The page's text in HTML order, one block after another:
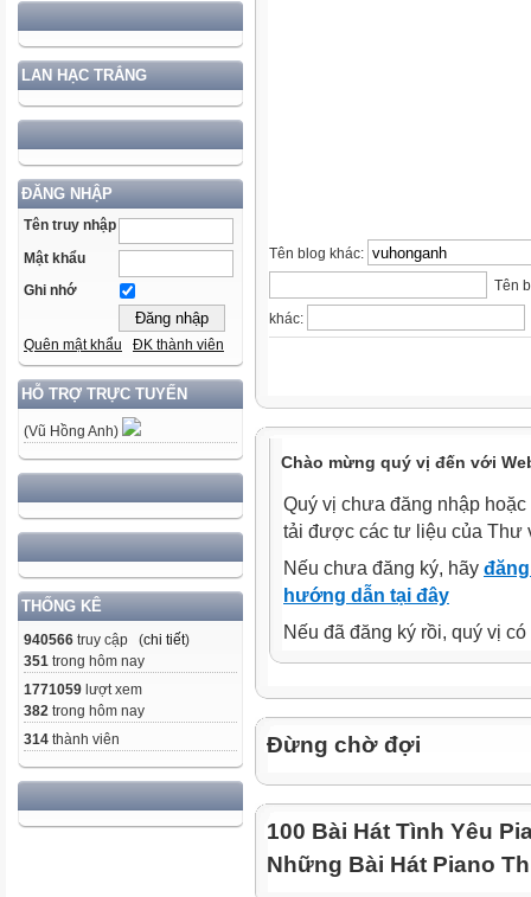
LAN HẠC TRẮNG
ĐĂNG NHẬP
Tên truy nhập
Mật khẩu
Ghi nhớ
Quên mật khẩu ĐK thành viên
HỖ TRỢ TRỰC TUYẾN
(Vũ Hồng Anh)
THỐNG KÊ
940566 truy cập (chi tiết)
351 trong hôm nay
1771059 lượt xem
382 trong hôm nay
314 thành viên
Tên blog khác:
Tên
khác:
Chào mừng quý vị đến với
Quý vị chưa đăng nhập
tải được các tư liệu của Thư
Nếu chưa đăng ký, hãy
hướng dẫn tại đây
Nếu đã đăng ký rồi, quý vị
Đừng chờ đợi
100 Bài Hát Tình Yêu
Những Bài Hát Piano